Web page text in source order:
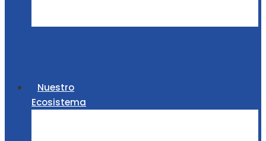
Nuestro
Ecosistema